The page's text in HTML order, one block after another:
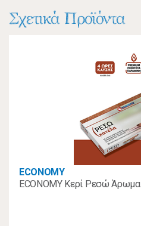
Σχετικά Προϊόντα
ECONOMY
ECONOMY Κερί Ρεσώ